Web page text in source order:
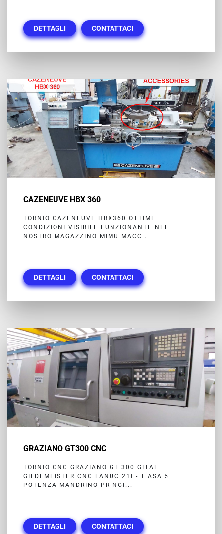
DETTAGLI CONTATTACI
CAZENEUVE HBX 360
TORNIO CAZENEUVE HBX360 OTTIME
CONDIZIONI VISIBILE FUNZIONANTE NEL
NOSTRO MAGAZZINO MIMU MACC...
DETTAGLI CONTATTACI
GRAZIANO GT300 CNC
TORNIO CNC GRAZIANO GT 300 GITAL
GILDEMEISTER CNC FANUC 21I - T ASA 5
POTENZA MANDRINO PRINCI...
DETTAGLI CONTATTACI